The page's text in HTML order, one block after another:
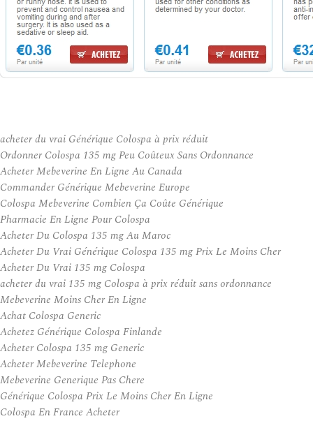
acheter du vrai Générique Colospa à prix réduit
Ordonner Colospa 135 mg Peu Coûteux Sans Ordonnance
Acheter Mebeverine En Ligne Au Canada
Commander Générique Mebeverine Europe
Colospa Mebeverine Combien Ça Coûte Générique
Pharmacie En Ligne Pour Colospa
Acheter Du Colospa 135 mg Au Maroc
Acheter Du Vrai Générique Colospa 135 mg Prix Le Moins Cher
Acheter Du Vrai 135 mg Colospa
acheter du vrai 135 mg Colospa à prix réduit sans ordonnance
Mebeverine Moins Cher En Ligne
Achat Colospa Generic
Achetez Générique Colospa Finlande
Acheter Colospa 135 mg Generic
Acheter Mebeverine Telephone
Mebeverine Generique Pas Chere
Générique Colospa Prix Le Moins Cher En Ligne
Colospa En France Acheter